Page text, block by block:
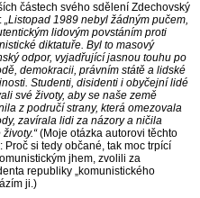
částech svého sdělení Zdechovský
„Listopad 1989 nebyl žádným pučem,
lidovým povstáním proti
diktatuře. Byl to masový
odpor, vyjadřující jasnou touhu po
demokracii, právním státě a lidské
Studenti, disidenti i obyčejní lidé
své životy, aby se naše země
z područí strany, která omezovala
zavírala lidi za názory a ničila
(Moje otázka autorovi těchto
Proč si tedy občané, tak moc trpící
jhem, zvolili za
republiky „komunistického
ji.)